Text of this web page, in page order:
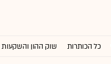
כל הכותרות שוק ההון והשקעות